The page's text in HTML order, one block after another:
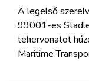
A legelső
99001-es
tehervonatot
Maritime